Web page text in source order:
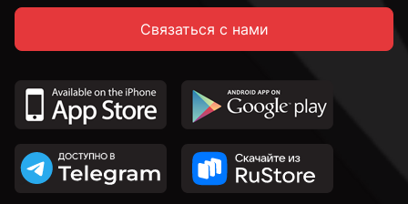
М18
М20
Связаться с нами